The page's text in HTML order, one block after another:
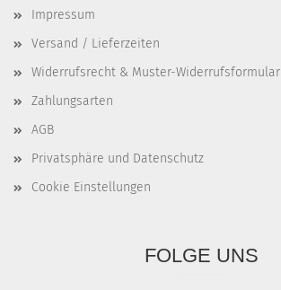
Impressum
Versand / Lieferzeiten
Widerrufsrecht & Muster-Widerrufsformular
Zahlungsarten
AGB
Privatsphäre und Datenschutz
Cookie Einstellungen
FOLGE UNS